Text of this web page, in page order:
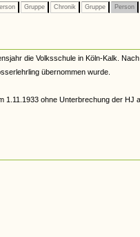
Gruppe Chronik Gruppe Person
die Volksschule in Köln-Kalk.
übernommen wurde.
1.11.1933 ohne Unterbrechung der HJ